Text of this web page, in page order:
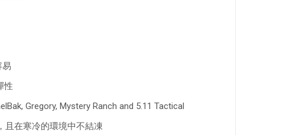
易
性
Gregory, Mystery Ranch and 5.11 Tactical
且在寒冷的環境中不結凍